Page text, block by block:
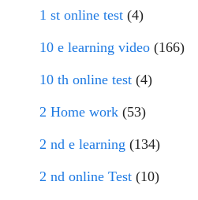
1 st online test (4)
10 e learning video (166)
10 th online test (4)
2 Home work (53)
2 nd e learning (134)
2 nd online Test (10)